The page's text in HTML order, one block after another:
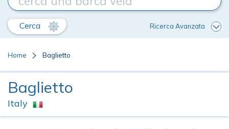
Cerca Ricerca Avanzata
Home Baglietto
Baglietto
Italy